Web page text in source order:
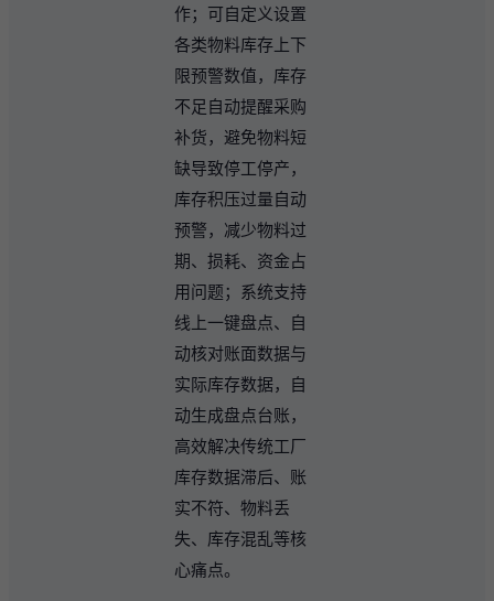
作；可自定义设置
各类物料库存上下
限预警数值，库存
不足自动提醒采购
补货，避免物料短
缺导致停工停产，
库存积压过量自动
预警，减少物料过
期、损耗、资金占
用问题；系统支持
线上一键盘点、自
动核对账面数据与
实际库存数据，自
动生成盘点台账，
高效解决传统工厂
库存数据滞后、账
实不符、物料丢
失、库存混乱等核
心痛点。